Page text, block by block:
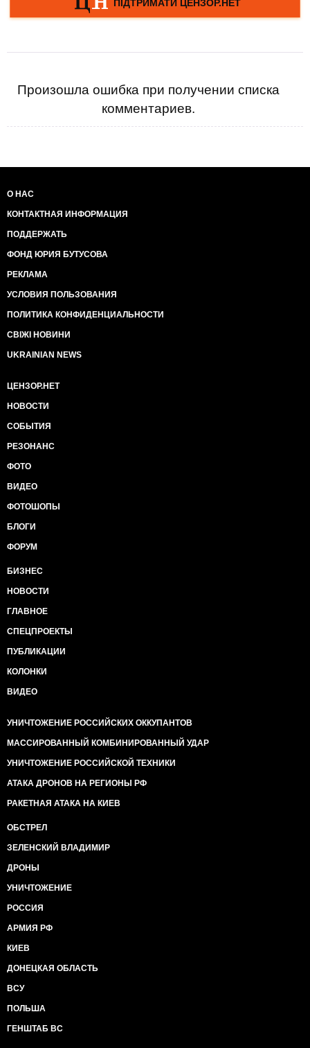
Произошла ошибка при получении списка
комментариев.
О НАС
КОНТАКТНАЯ ИНФОРМАЦИЯ
ПОДДЕРЖАТЬ
ФОНД ЮРИЯ БУТУСОВА
РЕКЛАМА
УСЛОВИЯ ПОЛЬЗОВАНИЯ
ПОЛИТИКА КОНФИДЕНЦИАЛЬНОСТИ
СВІЖІ НОВИНИ
UKRAINIAN NEWS
ЦЕНЗОР.НЕТ
НОВОСТИ
СОБЫТИЯ
РЕЗОНАНС
ФОТО
ВИДЕО
ФОТОШОПЫ
БЛОГИ
ФОРУМ
БИЗНЕС
НОВОСТИ
ГЛАВНОЕ
СПЕЦПРОЕКТЫ
ПУБЛИКАЦИИ
КОЛОНКИ
ВИДЕО
УНИЧТОЖЕНИЕ РОССИЙСКИХ ОККУПАНТОВ
МАССИРОВАННЫЙ КОМБИНИРОВАННЫЙ УДАР
УНИЧТОЖЕНИЕ РОССИЙСКОЙ ТЕХНИКИ
АТАКА ДРОНОВ НА РЕГИОНЫ РФ
РАКЕТНАЯ АТАКА НА КИЕВ
ОБСТРЕЛ
ЗЕЛЕНСКИЙ ВЛАДИМИР
ДРОНЫ
УНИЧТОЖЕНИЕ
РОССИЯ
АРМИЯ РФ
КИЕВ
ДОНЕЦКАЯ ОБЛАСТЬ
ВСУ
ПОЛЬША
ГЕНШТАБ ВС